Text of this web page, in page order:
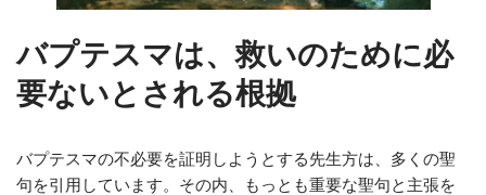
バプテスマは、救いのために必
要ないとされる根拠
バプテスマの不必要を証明しようとする先生方は、多くの聖
句を引用しています。その内、もっとも重要な聖句と主張を